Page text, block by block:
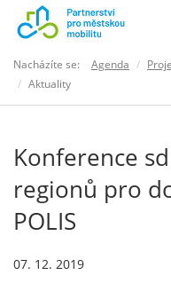
Nacházíte se: Agenda
Aktuality
Konference
regionů pro
POLIS
07. 12. 2019